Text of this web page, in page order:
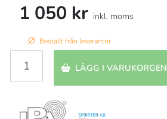
1 050 kr inkl. moms
Beställt från leverantör
LÄGG I VARUKORGEN